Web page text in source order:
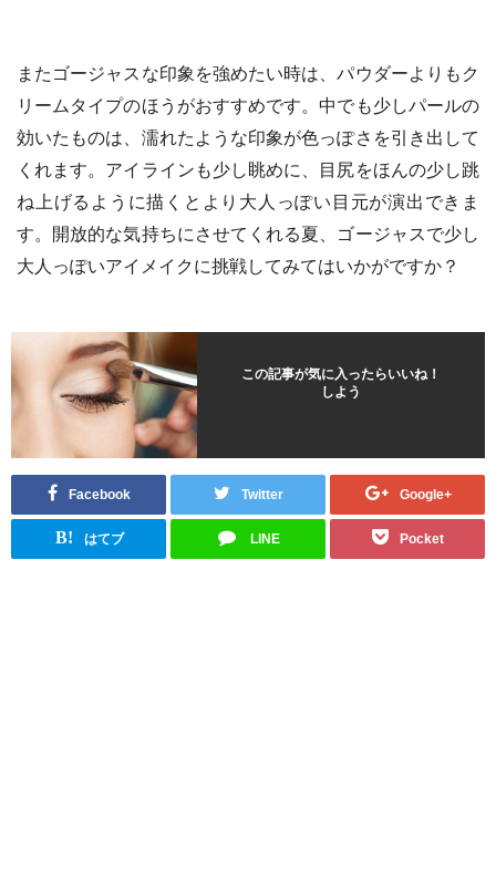
またゴージャスな印象を強めたい時は、パウダーよりもク
リームタイプのほうがおすすめです。中でも少しパールの
効いたものは、濡れたような印象が色っぽさを引き出して
くれます。アイラインも少し眺めに、目尻をほんの少し跳
ね上げるように描くとより大人っぽい目元が演出できま
す。開放的な気持ちにさせてくれる夏、ゴージャスで少し
大人っぽいアイメイクに挑戦してみてはいかがですか？
この記事が気に入ったらいいね！
しよう
Facebook Twitter Google+
B! はてブ LINE Pocket